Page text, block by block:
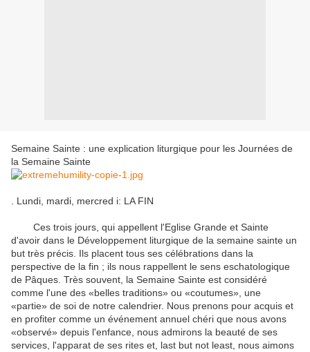
Semaine Sainte : une explication liturgique pour les Journées de
la Semaine Sainte
L undi mardi mercred i: LA FIN
Ces trois jours, qui appellent l'Eglise Grande et Sainte
d'avoir dans le Développement liturgique de la semaine sainte un
but très précis Ils placent tous ses célébrations dans la
perspective de la fin ; ils nous rappellent le sens eschatologique
de Pâques Très souvent, la Semaine Sainte est considéré
comme l'une des «belles traditions» ou «coutumes», une
«partie» de soi de notre calendrier. Nous prenons pour acquis et
en profiter comme un événement annuel chéri que nous avons
«observé» depuis l'enfance nous admirons la beauté de ses
services l'apparat de ses rites et last but not least nous aimons